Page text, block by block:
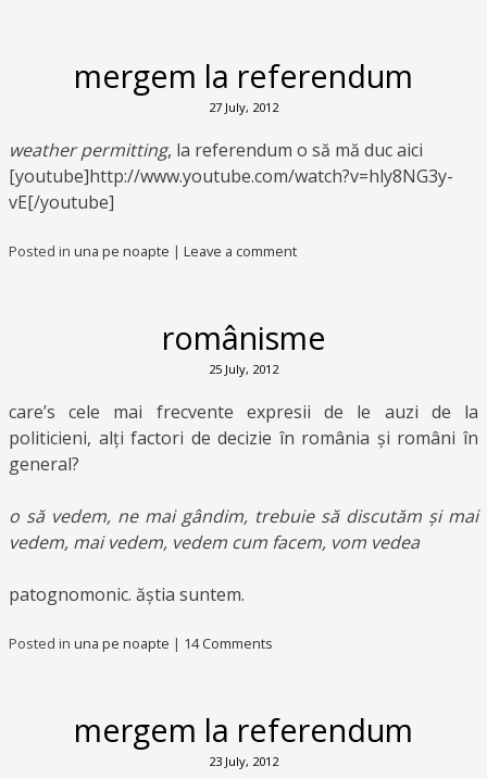
mergem la referendum
27 July, 2012
weather permitting, la referendum o să mă duc aici
[youtube]http://www.youtube.com/watch?v=hly8NG3y-
vE[/youtube]
Posted in una pe noapte | Leave a comment
românisme
25 July, 2012
care’s cele mai frecvente expresii de le auzi de la
politicieni, alți factori de decizie în românia și români în
general?
o să vedem, ne mai gândim, trebuie să discutăm și mai
vedem, mai vedem, vedem cum facem, vom vedea
patognomonic. ăștia suntem.
Posted in una pe noapte | 14 Comments
mergem la referendum
23 July, 2012